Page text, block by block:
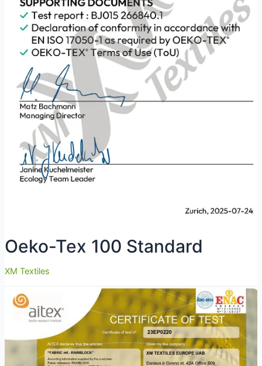
Oeko-Tex 100 Standard
XM Textiles